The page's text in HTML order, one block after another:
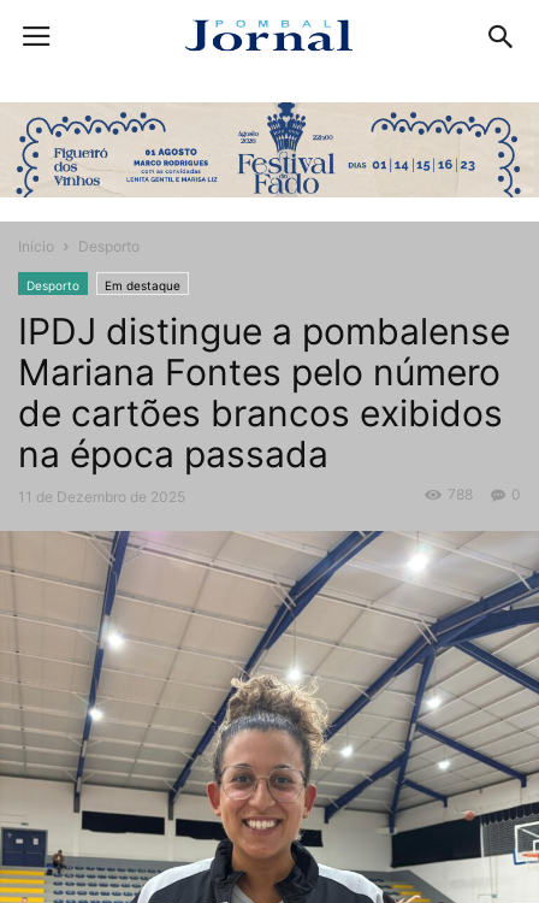
Início Desporto
Desporto Em destaque
IPDJ distingue a pombalense
Mariana Fontes pelo número
de cartões brancos exibidos
na época passada
11 de Dezembro de 2025 0
788